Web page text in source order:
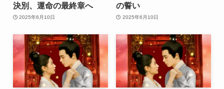
決別、運命の最終章へ
2025年6月10日
の誓い
2025年6月10日